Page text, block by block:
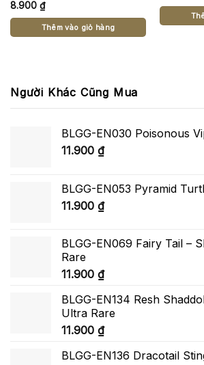
8.900 ₫
Thêm vào giỏ hàng
Người Khác Cũng Mua
BLGG-EN030 Poisonous
11.900 ₫
BLGG-EN053 Pyramid
11.900 ₫
BLGG-EN069 Fairy Tail –
Rare
11.900 ₫
BLGG-EN134 Resh
Ultra Rare
11.900 ₫
BLGG-EN136 Dracotail